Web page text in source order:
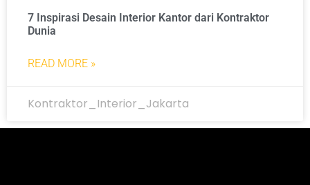
7 Inspirasi Desain Interior Kantor dari Kontraktor
Dunia
READ MORE »
Kontraktor_Interior_Jakarta